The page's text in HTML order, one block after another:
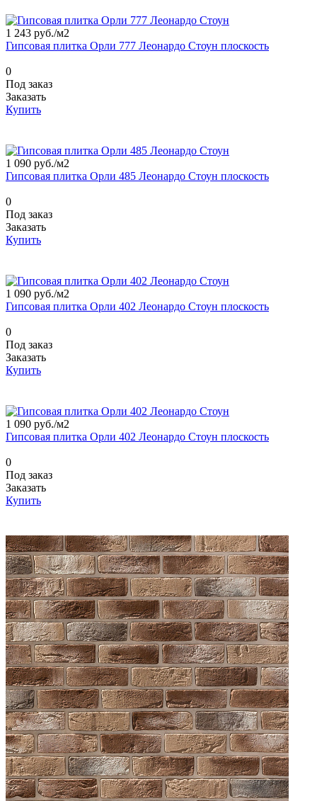
1 243 руб./м2
Гипсовая плитка Орли 777 Леонардо Стоун плоскость
0
Под заказ
Заказать
Купить
1 090 руб./м2
Гипсовая плитка Орли 485 Леонардо Стоун плоскость
0
Под заказ
Заказать
Купить
1 090 руб./м2
Гипсовая плитка Орли 402 Леонардо Стоун плоскость
0
Под заказ
Заказать
Купить
1 090 руб./м2
Гипсовая плитка Орли 402 Леонардо Стоун плоскость
0
Под заказ
Заказать
Купить